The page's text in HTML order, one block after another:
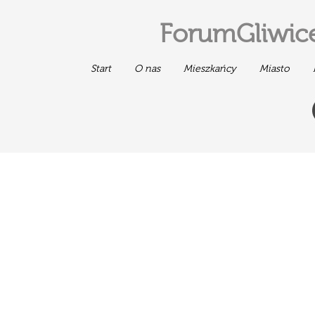
Start O nas Mieszkańcy Miasto